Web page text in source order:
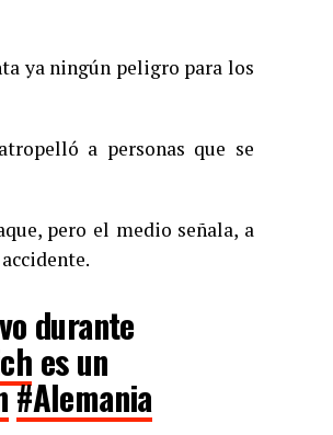
ya ningún peligro para los
a personas que se
pero el medio señala, a
durante
es un
#Alemania